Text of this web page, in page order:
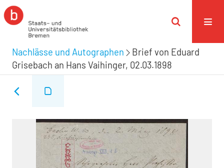
Nachlässe und Autographen
Brief von Eduard
Grisebach an Hans Vaihinger, 02.03.1898